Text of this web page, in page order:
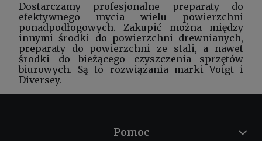
Dostarczamy profesjonalne preparaty do
efektywnego mycia wielu powierzchni
ponadpodłogowych. Zakupić można między
innymi środki do powierzchni drewnianych,
preparaty do powierzchni ze stali, a nawet
środki do bieżącego czyszczenia sprzętów
biurowych. Są to rozwiązania marki Voigt i
Diversey.
Pomoc